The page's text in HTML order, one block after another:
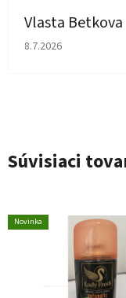
Vlasta Betkova
Hodnotenie
8.7.2026
Súvisiaci
Novinka